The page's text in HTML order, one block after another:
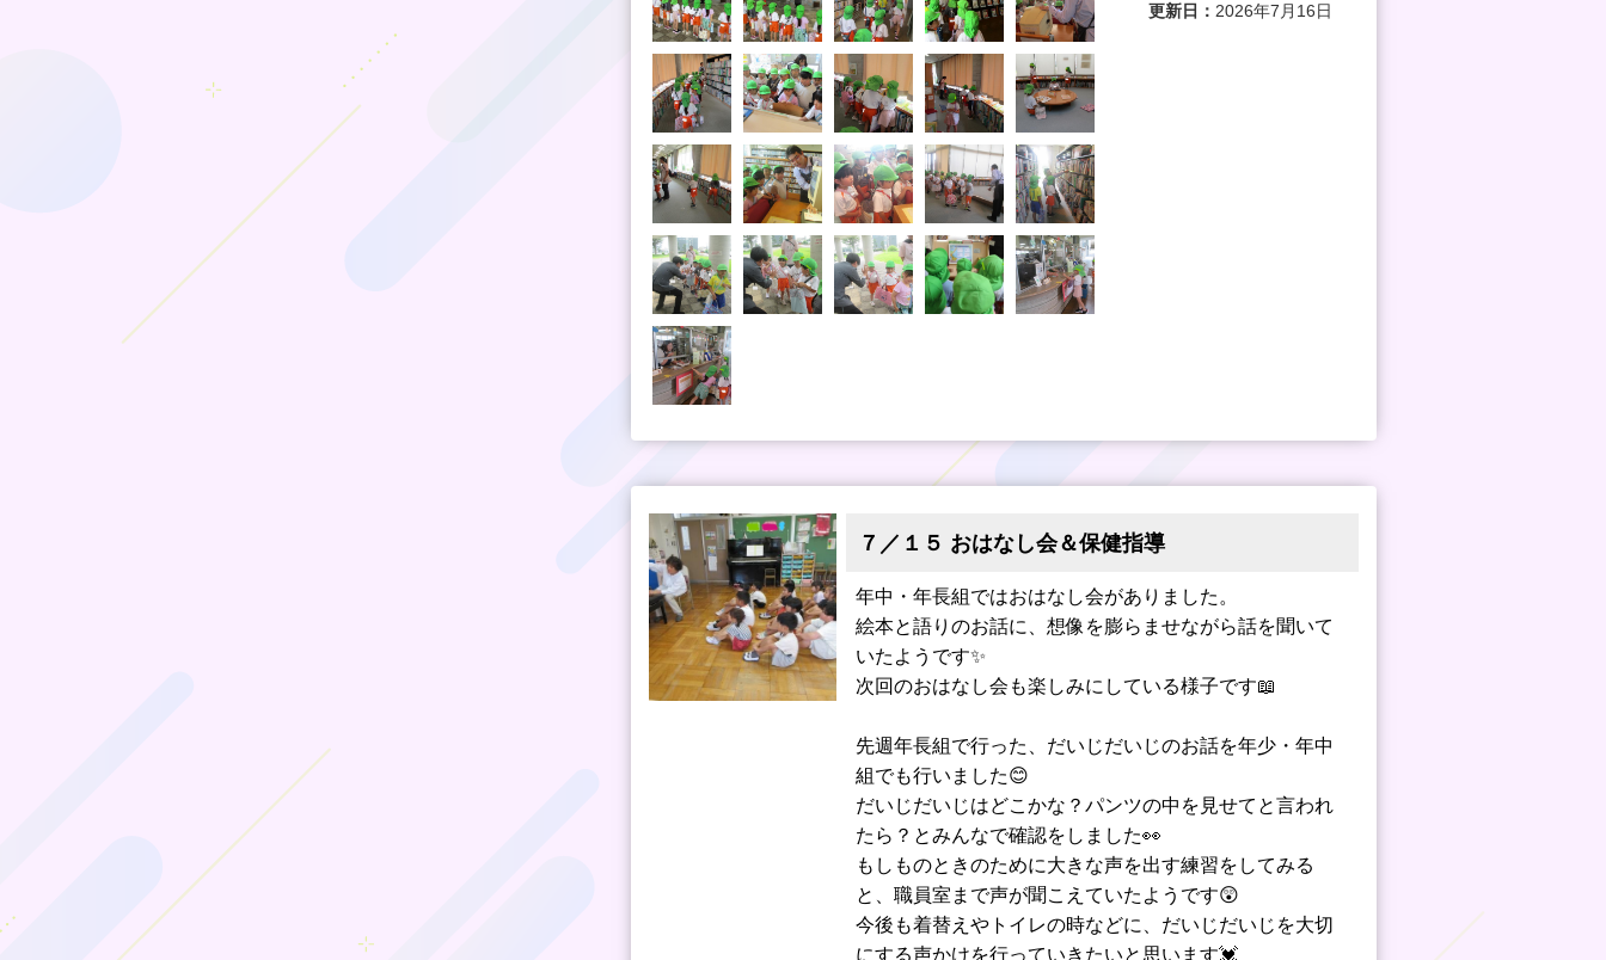
更新日： 2026年7月16日
７／１５ おはなし会＆保健指導
年中・年長組ではおはなし会がありました。
絵本と語りのお話に、想像を膨らませながら話を聞いて
いたようです✨
次回のおはなし会も楽しみにしている様子です📖
先週年長組で行った、だいじだいじのお話を年少・年中
組でも行いました😊
だいじだいじはどこかな？パンツの中を見せてと言われ
たら？とみんなで確認をしました👀
もしものときのために大きな声を出す練習をしてみる
と、職員室まで声が聞こえていたようです😲
今後も着替えやトイレの時などに、だいじだいじを大切
にする声かけを行っていきたいと思います💓